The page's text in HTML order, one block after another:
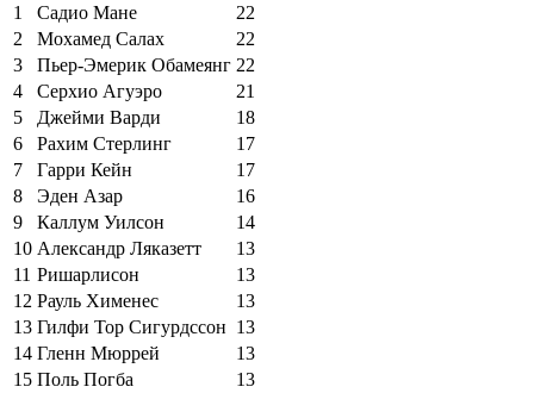
1
Садио Мане
22
2
Мохамед Салах
22
3
Пьер-Эмерик Обамеянг 22
4
Серхио Агуэро
21
5
Джейми Варди
18
6
Рахим Стерлинг
17
7
Гарри Кейн
17
8
Эден Азар
16
9
Каллум Уилсон
14
10 Александр Ляказетт
13
11 Ришарлисон
13
12 Рауль Хименес
13
13 Гилфи Тор Сигурдссон 13
14 Гленн Мюррей
13
15 Поль Погба 13